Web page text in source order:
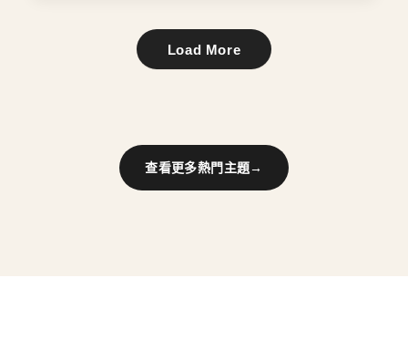
Load More
查看更多熱門主題→